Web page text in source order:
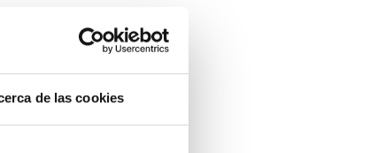
de las cookies